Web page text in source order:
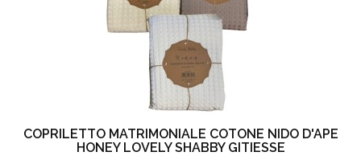
COPRILETTO MATRIMONIALE COTONE NIDO D'APE
HONEY LOVELY SHABBY GITIESSE